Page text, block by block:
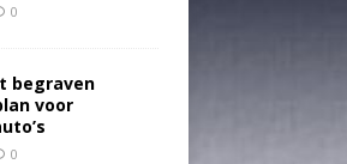
0
begraven
voor
0